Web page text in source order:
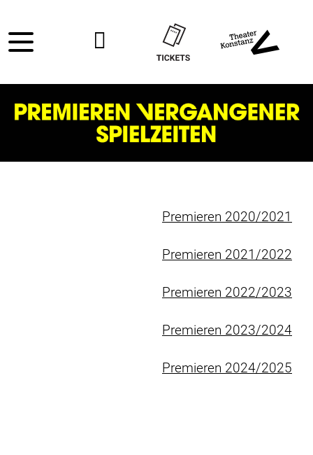
Premieren 2020/2021
Premieren 2021/2022
Premieren 2022/2023
Premieren 2023/2024
Premieren 2024/2025